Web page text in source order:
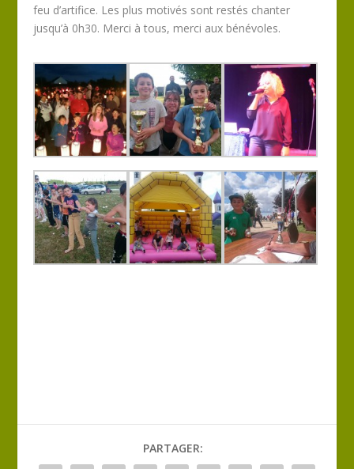
feu d’artifice. Les plus motivés sont restés chanter
jusqu’à 0h30. Merci à tous, merci aux bénévoles.
PARTAGER: